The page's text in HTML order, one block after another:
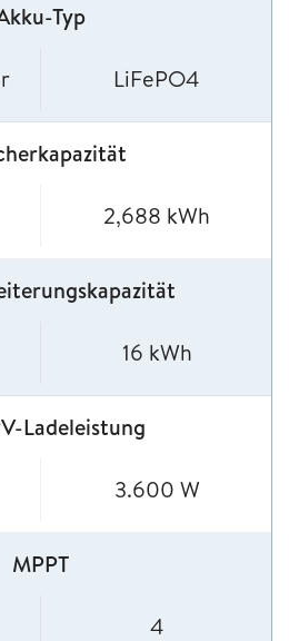
Typ
LiFePO4
2,688 kWh
16 kWh
Ladeleistung
3.600 W
MPPT
4